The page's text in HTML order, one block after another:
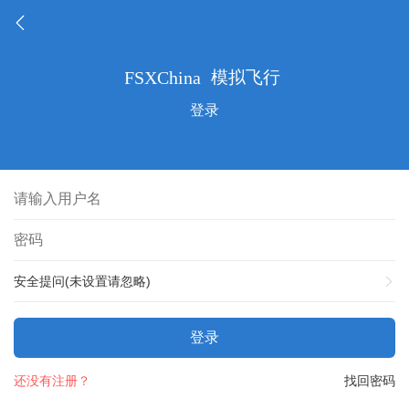
登录
安全提问(未设置请忽略)
登录
找回密码
还没有注册？